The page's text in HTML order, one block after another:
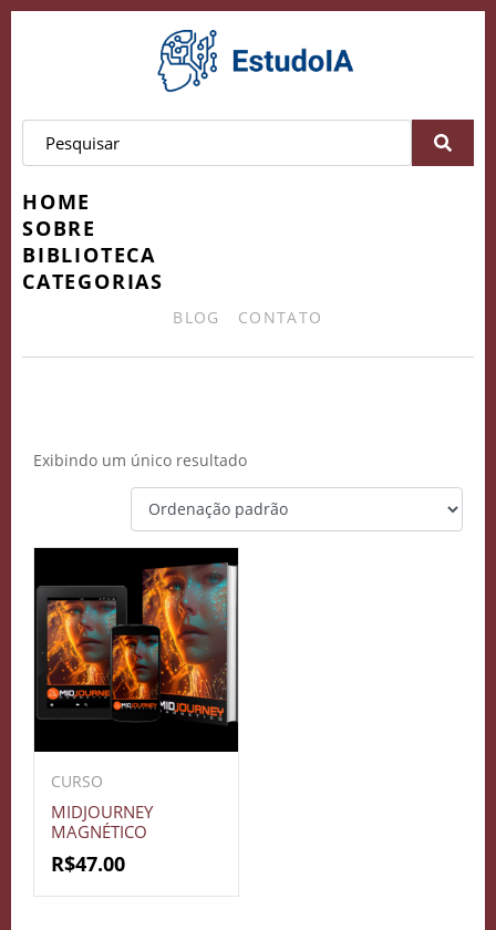
HOME
SOBRE
BIBLIOTECA
CATEGORIAS
BLOG CONTATO
Exibindo um único resultado
CURSO
MIDJOURNEY
MAGNÉTICO
R$47.00